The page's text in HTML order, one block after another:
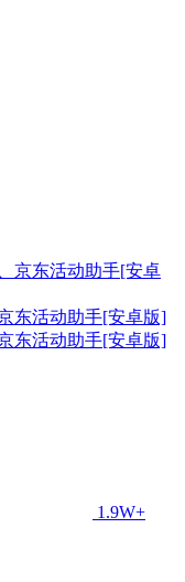
东活动助手[安卓版]
东活动助手[安卓版]
1.9W+